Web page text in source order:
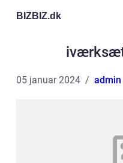
BIZBIZ.dk
05 januar 2024 admin